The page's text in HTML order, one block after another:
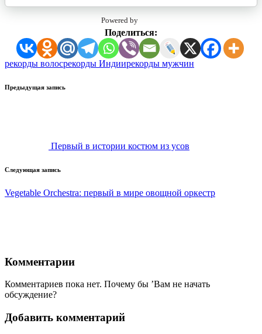
Powered by
Поделиться:
Метки:
рекорды волосрекорды Индиирекорды мужчин
Навигация
Предыдущая запись
Первый в истории костюм из усов
Следующая запись
Vegetable Orchestra: первый в мире овощной оркестр
Комментарии
Комментариев пока нет. Почему бы ’Вам не начать
обсуждение?
Добавить комментарий